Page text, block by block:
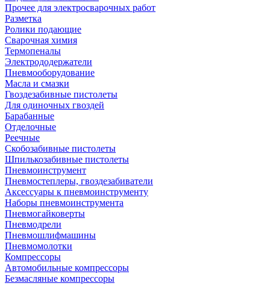
Прочее для электросварочных работ
Разметка
Ролики подающие
Сварочная химия
Термопеналы
Электрододержатели
Пневмооборудование
Масла и смазки
Гвоздезабивные пистолеты
Для одиночных гвоздей
Барабанные
Отделочные
Реечные
Скобозабивные пистолеты
Шпилькозабивные пистолеты
Пневмоинструмент
Пневмостеплеры, гвоздезабиватели
Аксессуары к пневмоинструменту
Наборы пневмоинструмента
Пневмогайковерты
Пневмодрели
Пневмошлифмашины
Пневмомолотки
Компрессоры
Автомобильные компрессоры
Безмасляные компрессоры